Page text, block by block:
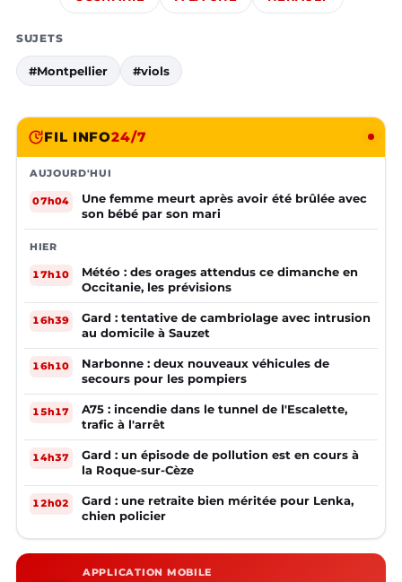
SUJETS
#Montpellier #viols
FIL INFO24/7
AUJOURD'HUI
07h04
Une femme meurt après avoir été brûlée avec
son bébé par son mari
HIER
17h10
Météo : des orages attendus ce dimanche en
Occitanie, les prévisions
16h39
Gard : tentative de cambriolage avec intrusion
au domicile à Sauzet
16h10
Narbonne : deux nouveaux véhicules de
secours pour les pompiers
15h17
A75 : incendie dans le tunnel de l'Escalette,
trafic à l'arrêt
14h37
Gard : un épisode de pollution est en cours à
la Roque-sur-Cèze
12h02
Gard : une retraite bien méritée pour Lenka,
chien policier
APPLICATION MOBILE